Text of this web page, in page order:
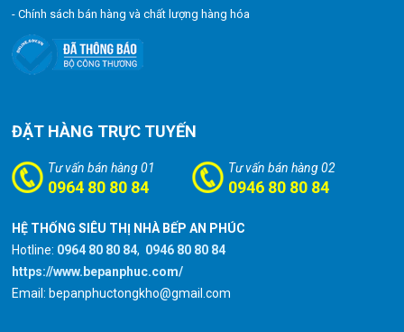
- Chính sách bán hàng và chất lượng hàng hóa
ĐẶT HÀNG TRỰC TUYẾN
Tư vấn bán hàng 01
0964 80 80 84
Tư vấn bán hàng 02
0946 80 80 84
HỆ THỐNG SIÊU THỊ NHÀ BẾP AN PHÚC
Hotline: 0964 80 80 84, 0946 80 80 84
https://www.bepanphuc.com/
Email: bepanphuctongkho@gmail.com